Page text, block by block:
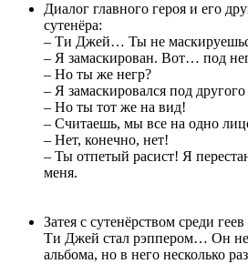
Диалог главного героя и его
сутенёра:
– Ти Джей… Ты не
– Я замаскирован. Вот… под
– Но ты же негр?
– Я замаскировался под другого
– Но ты тот же на вид!
– Считаешь, мы все на одно
– Нет, конечно, нет!
– Ты отпетый расист! Я
меня.
Затея с сутенёрством среди
Ти Джей стал рэппером… Он не
альбома, но в него несколько